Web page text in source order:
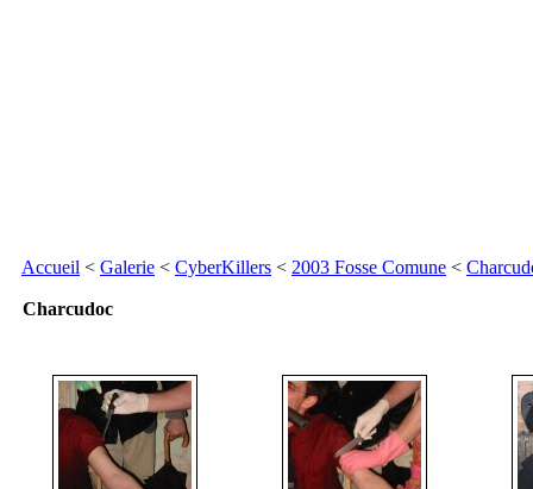
Accueil < Galerie < CyberKillers < 2003 Fosse Comune <
Charcudoc